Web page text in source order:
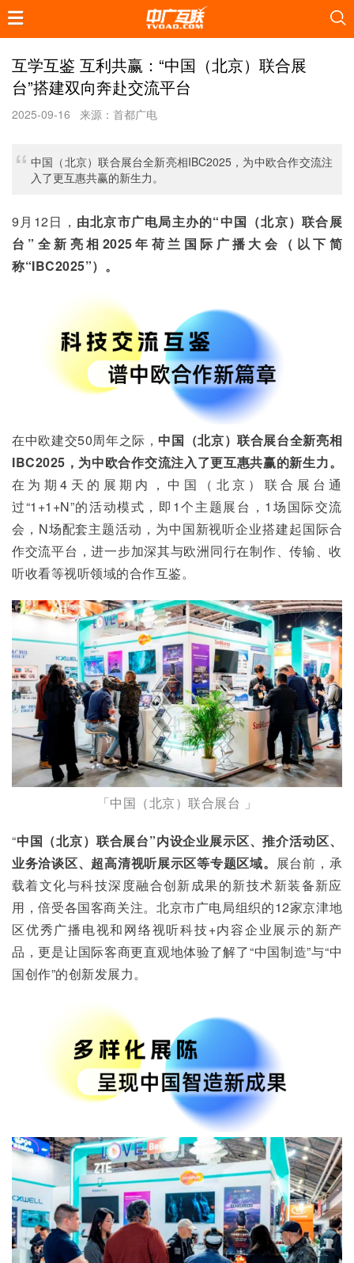
互学互鉴 互利共赢：“中国（北京）联合展
台”搭建双向奔赴交流平台
2025-09-16 来源：首都广电
中国（北京）联合展台全新亮相IBC2025，为中欧合作交流注
入了更互惠共赢的新生力。
9月12日， 由北京市广电局主办的“中国（北京）联合展
台”全新亮相2025年荷兰国际广播大会（以下简
称“IBC2025”）。
在中欧建交50周年之际， 中国（北京）联合展台全新亮相
IBC2025，为中欧合作交流注入了更互惠共赢的新生力。
在为期4天的展期内，中国（北京）联合展台通
过“1+1+N”的活动模式，即1个主题展台，1场国际交流
会，N场配套主题活动，为中国新视听企业搭建起国际合
作交流平台，进一步加深其与欧洲同行在制作、传输、收
听收看等视听领域的合作互鉴。
「中国（北京）联合展台 」
“中国（北京）联合展台”内设企业展示区、推介活动区、
业务洽谈区、超高清视听展示区等专题区域。 展台前，承
载着文化与科技深度融合创新成果的新技术新装备新应
用，倍受各国客商关注。北京市广电局组织的12家京津地
区优秀广播电视和网络视听科技+内容企业展示的新产
品，更是让国际客商更直观地体验了解了“中国制造”与“中
国创作”的创新发展力。